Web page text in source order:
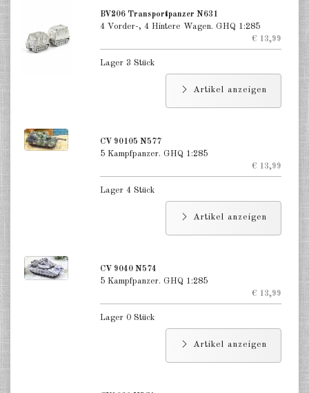
Großbritannien & Commonwealth
Frankreich & Niederlande 1:285
Israel 1:285
Warschauer Pakt Panzer 1:285
BV206 Transportpanzer N631
4 Vorder-, 4 Hintere Wagen. GHQ 1:285
€ 13,99
Lager 3 Stück
Artikel anzeigen
CV 90105 N577
5 Kampfpanzer. GHQ 1:285
€ 13,99
Lager 4 Stück
Artikel anzeigen
CV 9040 N574
5 Kampfpanzer. GHQ 1:285
€ 13,99
Lager 0 Stück
Artikel anzeigen